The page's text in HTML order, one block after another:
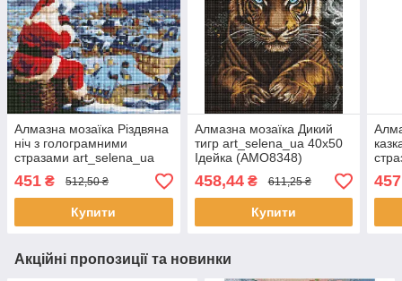
Алмазна мозаїка Різдвяна
ніч з голограмними
стразами art_selena_ua
40х40 Ідейка (AMO7826)
451 ₴ 512,50 ₴
Купити
Алмазна мозаїка Дикий
тигр art_selena_ua 40х50
Ідейка (AMO8348)
458,44₴ 611,25 ₴
Купити
Акційні пропозиції та новинки